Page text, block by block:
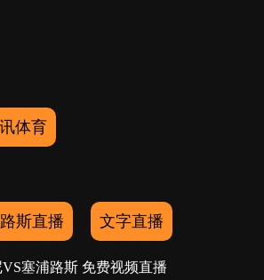
体育
斯直播 文字直播
塞浦路斯 免费视频直播